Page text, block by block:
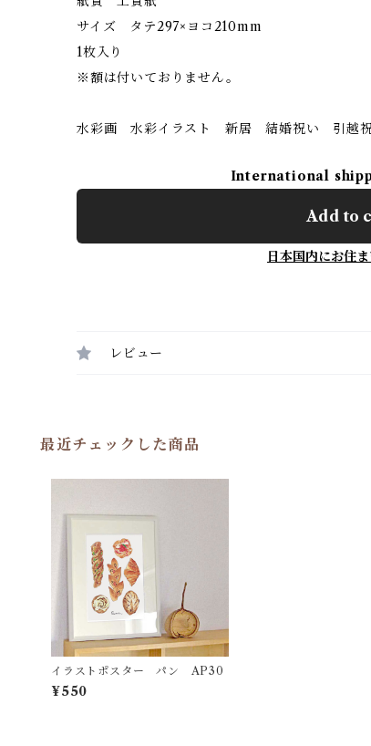
サイズ タテ297×ヨコ210mm
1枚入り
※額は付いておりません。
水彩画 水彩イラスト 新居 結婚祝い 引越
International
Add to
日本国内にお住
レビュー
最近チェックした商品
イラストポスター パン AP30
¥550